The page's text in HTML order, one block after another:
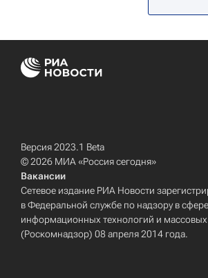
Версия 2023.1 Beta
© 2026 МИА «Россия сегодня»
Вакансии
Сетевое издание РИА Новости
в Федеральной службе по надзору в
информационных технологий и
(Роскомнадзор) 08 апреля 2014 года.